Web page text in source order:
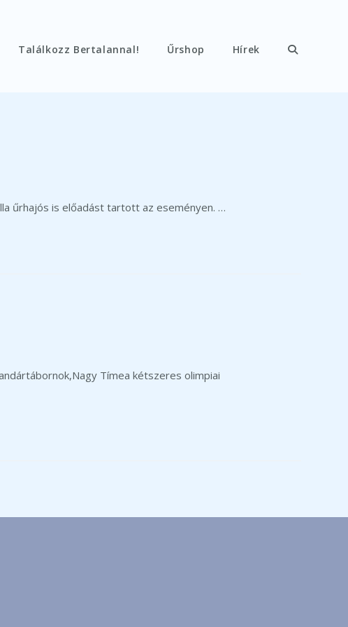
Találkozz Bertalannal! Űrshop Hírek Toggle
űrhajós is előadást tartott az eseményen. …
Tímea kétszeres olimpiai